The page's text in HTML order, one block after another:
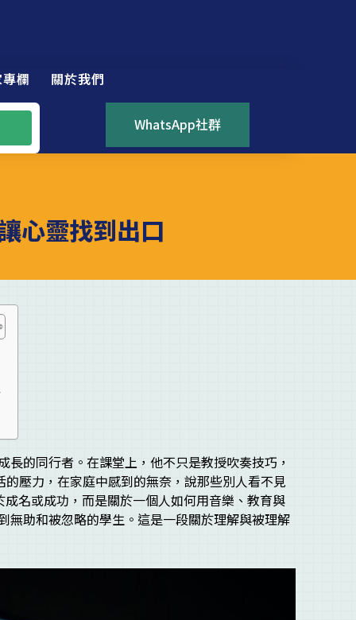
欄 關於我們
WhatsApp社群
心靈找到出口
的同行者。在課堂上，他不只是教授吹奏技巧，
壓力，在家庭中感到的無奈，說那些別人看不見
名或成功，而是關於一個人如何用音樂、教育與
無助和被忽略的學生。這是一段關於理解與被理解